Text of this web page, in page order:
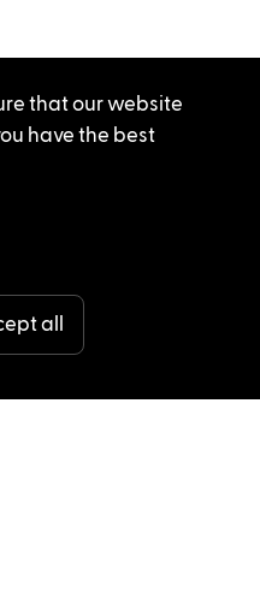
that our website
have the best
all